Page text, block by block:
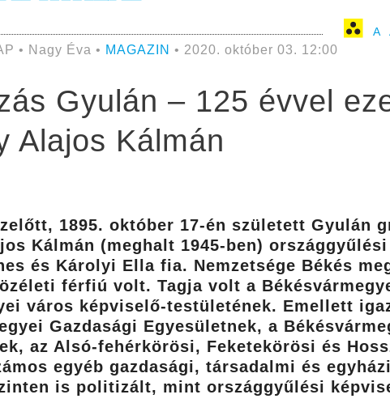
A
• Nagy Éva • MAGAZIN • 2020. október 03. 12:00
Gyulán – 125 évvel
Alajos Kálmán
1895. október 17-én született Gyulán
Kálmán (meghalt 1945-ben)
és Károlyi Ella fia. Nemzetsége Békés
férfiú volt. Tagja volt a
város képviselő-testületének. Emellett
Gazdasági Egyesületnek, a
az Alsó-fehérkörösi, Feketekörösi és
egyéb gazdasági, társadalmi és
is politizált, mint országgyűlési